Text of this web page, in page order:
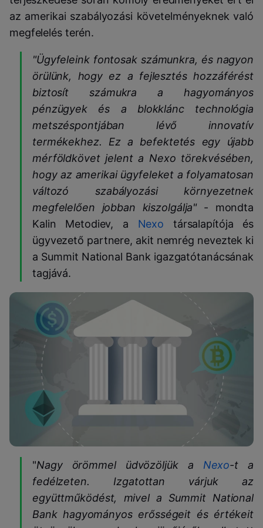
az amerikai szabályozási követelményeknek való
megfelelés terén.
"Ügyfeleink fontosak számunkra, és nagyon
örülünk, hogy ez a fejlesztés hozzáférést
biztosít számukra a hagyományos
pénzügyek és a blokklánc technológia
metszéspontjában lévő innovatív
termékekhez. Ez a befektetés egy újabb
mérföldkövet jelent a Nexo törekvésében,
hogy az amerikai ügyfeleket a folyamatosan
változó szabályozási környezetnek
megfelelően jobban kiszolgálja"- mondta
Kalin Metodiev, a Nexo társalapítója és
ügyvezető partnere, akit nemrég neveztek ki
a Summit National Bank igazgatótanácsának
tagjává.
"Nagy örömmel üdvözöljük a Nexo-t a
fedélzeten. Izgatottan várjuk az
együttműködést, mivel a Summit National
Bank hagyományos erősségeit és értékeit